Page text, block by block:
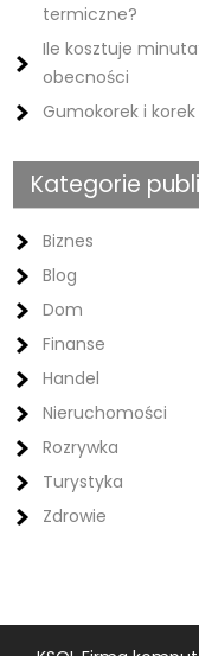
termiczne?
Ile kosztuje
obecności
Gumokorek i
Kategorie
Biznes
Blog
Dom
Finanse
Handel
Nieruchomości
Rozrywka
Turystyka
Zdrowie